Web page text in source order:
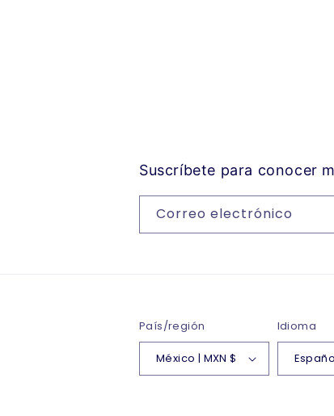
Suscríbete para conocer
Correo electrónico
País/región
México | MXN $
Idioma